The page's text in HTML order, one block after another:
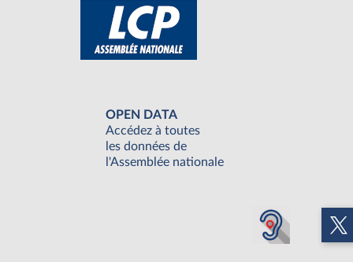
OPEN DATA
Accédez à toutes
les données de
l'Assemblée nationale